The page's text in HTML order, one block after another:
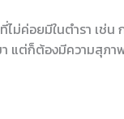
ม่ค่อยมีในตำรา เช่
แต่ก็ต้องมีความสุภา